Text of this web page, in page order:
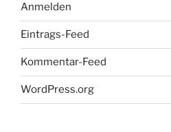
Anmelden
Eintrags-Feed
Kommentar-Feed
WordPress.org